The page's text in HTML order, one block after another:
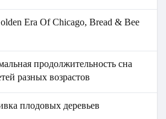
Era Of Chicago, Bread & Bee
продолжительность сна
разных возрастов
плодовых деревьев